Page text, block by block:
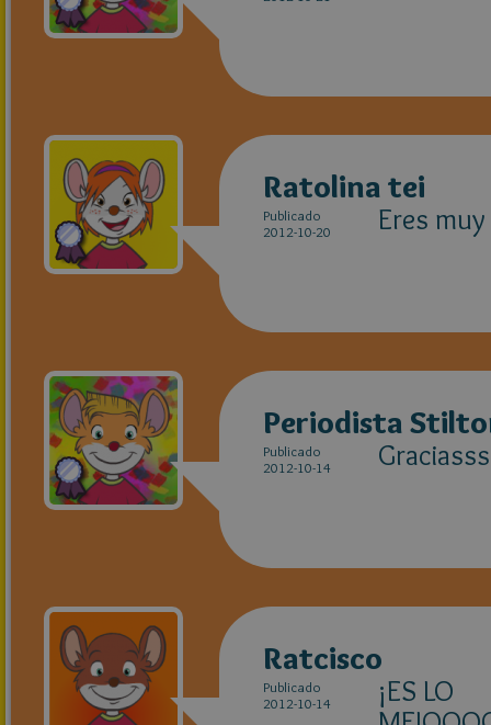
Ratolina tei
Publicado
2012-10-20
Eres
Periodista
Publicado
2012-10-14
Ratcisco
Publicado
2012-10-14
¡ES LO